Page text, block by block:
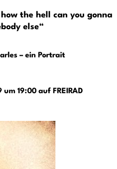
the hell can you gonna
else“
– ein Portrait
19:00 auf FREIRAD